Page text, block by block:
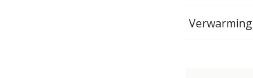
Verwarming